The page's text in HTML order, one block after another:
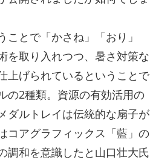
とで「かさね」「おり」
を取り入れつつ、暑さ対策な
上げられているということで
の2種類。資源の有効活用の
ダルトレイは伝統的な扇子が
コアグラフィックス「藍」の
調和を意識したと山口壮大氏